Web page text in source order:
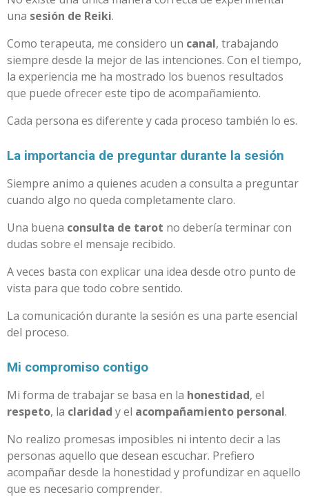
una sesión de Reiki.
Como terapeuta, me considero un canal, trabajando
siempre desde la mejor de las intenciones. Con el tiempo,
la experiencia me ha mostrado los buenos resultados
que puede ofrecer este tipo de acompañamiento.
Cada persona es diferente y cada proceso también lo es.
La importancia de preguntar durante la sesión
Siempre animo a quienes acuden a consulta a preguntar
cuando algo no queda completamente claro.
Una buena consulta de tarot no debería terminar con
dudas sobre el mensaje recibido.
A veces basta con explicar una idea desde otro punto de
vista para que todo cobre sentido.
La comunicación durante la sesión es una parte esencial
del proceso.
Mi compromiso contigo
Mi forma de trabajar se basa en la honestidad, el
respeto, la claridad y el acompañamiento personal.
No realizo promesas imposibles ni intento decir a las
personas aquello que desean escuchar. Prefiero
acompañar desde la honestidad y profundizar en aquello
que es necesario comprender.